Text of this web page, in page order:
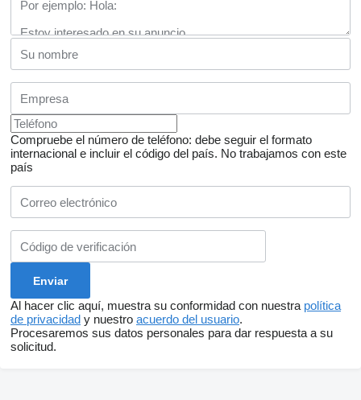
Compruebe el número de teléfono: debe seguir el formato
internacional e incluir el código del país. No trabajamos con este
país
Al hacer clic aquí, muestra su conformidad con nuestra política
de privacidad y nuestro acuerdo del usuario.
Procesaremos sus datos personales para dar respuesta a su
solicitud.